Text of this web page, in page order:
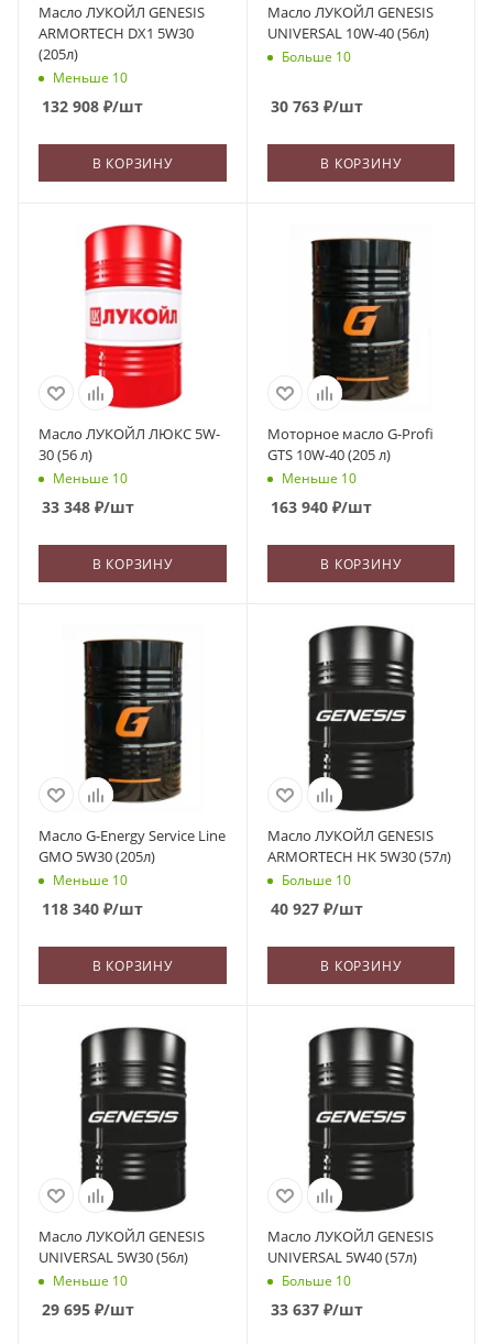
Масло ЛУКОЙЛ GENESIS
ARMORTECH DX1 5W30
(205л)
Меньше 10
132 908 ₽/шт
В КОРЗИНУ
Масло ЛУКОЙЛ GENESIS
UNIVERSAL 10W-40 (56л)
Больше 10
30 763₽/шт
В КОРЗИНУ
Масло ЛУКОЙЛ ЛЮКС 5W-
30 (56 л)
Меньше 10
33 348 ₽/шт
В КОРЗИНУ
Моторное масло G-Profi
GTS 10W-40 (205 л)
Меньше 10
163 940₽/шт
В КОРЗИНУ
Масло G-Energy Service Line
GMO 5W30 (205л)
Меньше 10
118 340 ₽/шт
В КОРЗИНУ
Масло ЛУКОЙЛ GENESIS
ARMORTECH НК 5W30 (57л)
Больше 10
40 927₽/шт
В КОРЗИНУ
Масло ЛУКОЙЛ GENESIS
UNIVERSAL 5W30 (56л)
Меньше 10
29 695 ₽/шт
Масло ЛУКОЙЛ GENESIS
UNIVERSAL 5W40 (57л)
Больше 10
33 637₽/шт